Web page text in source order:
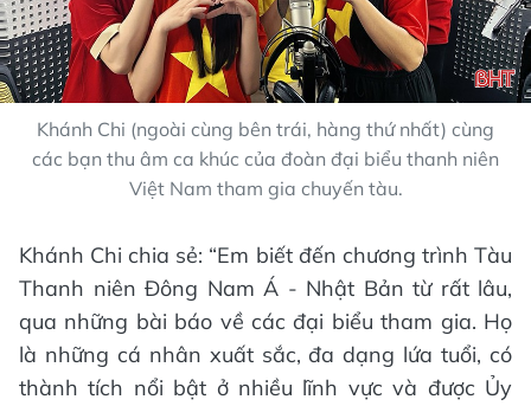
Khánh Chi (ngoài cùng bên trái, hàng thứ nhất) cùng
các bạn thu âm ca khúc của đoàn đại biểu thanh niên
Việt Nam tham gia chuyến tàu.
Khánh Chi chia sẻ: “Em biết đến chương trình Tàu
Thanh niên Đông Nam Á - Nhật Bản từ rất lâu,
qua những bài báo về các đại biểu tham gia. Họ
là những cá nhân xuất sắc, đa dạng lứa tuổi, có
thành tích nổi bật ở nhiều lĩnh vực và được Ủy